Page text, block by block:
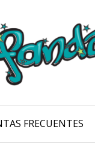
FRECUENTES